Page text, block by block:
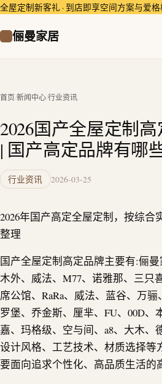
俪曼家居
首页/新闻中心/行业资讯
2026国产全屋定制
| 国产高定品牌有哪
行业资讯 2026-03-25
2026年国产高定全屋定制，按综合
整理
国产全屋定制高定品牌主要有:俪
木外、威法、M77、诺雅那、三只
席公馆、RaRa、威法、蓝谷、万
罗堡、乔金斯、厘芈、FU、00D、
嘉、玛格级、空与间、a8、大木、
设计风格、工艺技术、材质选择等
要面向追求个性化、高品质生活的